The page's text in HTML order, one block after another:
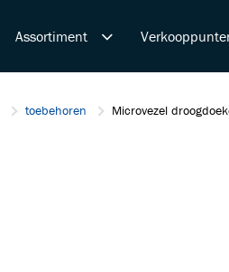
Assortiment
Polijsten en Lakcorrectie
toebehoren Microvezel